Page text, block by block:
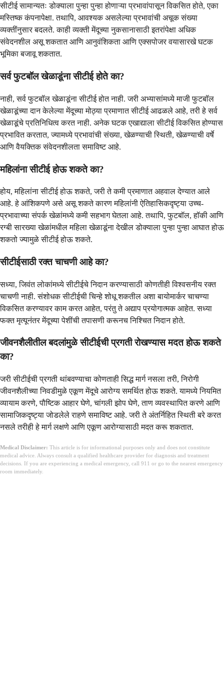
सीटीई सामान्यतः डोक्याला पुन्हा पुन्हा होणाऱ्या प्रभावांपासून विकसित होते, एका
मस्तिष्क कंपनापेक्षा. तथापि, आवश्यक असलेल्या प्रभावांची अचूक संख्या
व्यक्तींनुसार बदलते. काही व्यक्ती मेंदूच्या नुकसानासाठी इतरांपेक्षा अधिक
संवेदनशील असू शकतात आणि आनुवंशिकता आणि एक्सपोजर वयासारखे घटक
भूमिका बजावू शकतात.
सर्व फुटबॉल खेळाडूंना सीटीई होते का?
नाही, सर्व फुटबॉल खेळाडूंना सीटीई होत नाही. जरी अभ्यासांमध्ये माजी फुटबॉल
खेळाडूंच्या दान केलेल्या मेंदूच्या मोठ्या प्रमाणात सीटीई आढळले आहे, तरी हे सर्व
खेळाडूंचे प्रतिनिधित्व करत नाही. अनेक घटक एखाद्याला सीटीई विकसित होण्यास
प्रभावित करतात, ज्यामध्ये प्रभावांची संख्या, खेळण्याची स्थिती, खेळण्याची वर्षे
आणि वैयक्तिक संवेदनशीलता समाविष्ट आहे.
महिलांना सीटीई होऊ शकते का?
होय, महिलांना सीटीई होऊ शकते, जरी ते कमी प्रमाणात अहवाल देण्यात आले
आहे. हे आंशिकपणे असे असू शकते कारण महिलांनी ऐतिहासिकदृष्ट्या उच्च-
प्रभावाच्या संपर्क खेळांमध्ये कमी सहभाग घेतला आहे. तथापि, फुटबॉल, हॉकी आणि
रग्बी सारख्या खेळांमधील महिला खेळाडूंना देखील डोक्याला पुन्हा पुन्हा आघात होऊ
शकतो ज्यामुळे सीटीई होऊ शकते.
सीटीईसाठी रक्त चाचणी आहे का?
सध्या, जिवंत लोकांमध्ये सीटीईचे निदान करण्यासाठी कोणतीही विश्वसनीय रक्त
चाचणी नाही. संशोधक सीटीईची चिन्हे शोधू शकतील अशा बायोमार्कर चाचण्या
विकसित करण्यावर काम करत आहेत, परंतु ते अद्याप प्रयोगात्मक आहेत. सध्या
फक्त मृत्यूनंतर मेंदूच्या पेशींची तपासणी करूनच निश्चित निदान होते.
जीवनशैलीतील बदलांमुळे सीटीईची प्रगती रोखण्यास मदत होऊ शकते
का?
जरी सीटीईची प्रगती थांबवण्याचा कोणताही सिद्ध मार्ग नसला तरी, निरोगी
जीवनशैलीच्या निवडीमुळे एकूण मेंदूचे आरोग्य समर्थित होऊ शकते. यामध्ये नियमित
व्यायाम करणे, पौष्टिक आहार घेणे, चांगली झोप घेणे, ताण व्यवस्थापित करणे आणि
सामाजिकदृष्ट्या जोडलेले राहणे समाविष्ट आहे. जरी ते अंतर्निहित स्थिती बरे करत
नसले तरीही हे मार्ग लक्षणे आणि एकूण आरोग्यासाठी मदत करू शकतात.
Medical Disclaimer: This article is for informational purposes only and does not constitute
medical advice. Always consult a qualified healthcare provider for diagnosis and treatment
decisions. If you are experiencing a medical emergency, call 911 or go to the nearest emergency
room immediately.